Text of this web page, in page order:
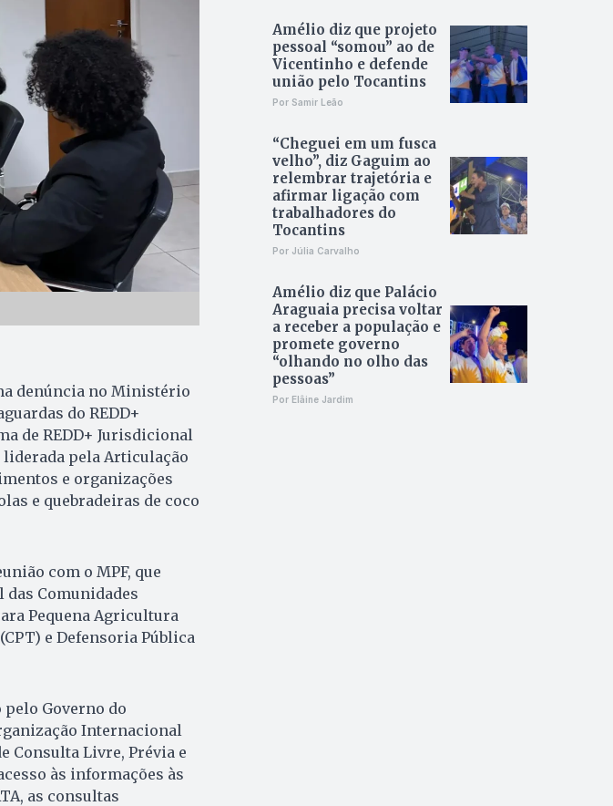
denúncia no Ministério
do REDD+
de REDD+ Jurisdicional
liderada pela Articulação
e organizações
e quebradeiras de coco
com o MPF, que
das Comunidades
Pequena Agricultura
e Defensoria Pública
Governo do
Internacional
Consulta Livre, Prévia e
às informações às
as consultas
Amélio diz que projeto
pessoal “somou” ao de
Vicentinho e defende
união pelo Tocantins
Por Samir Leão
“Cheguei em um fusca
velho”, diz Gaguim ao
relembrar trajetória e
afirmar ligação com
trabalhadores do
Tocantins
Por Júlia Carvalho
Amélio diz que Palácio
Araguaia precisa voltar
a receber a população e
promete governo
“olhando no olho das
pessoas”
Por Elâine Jardim